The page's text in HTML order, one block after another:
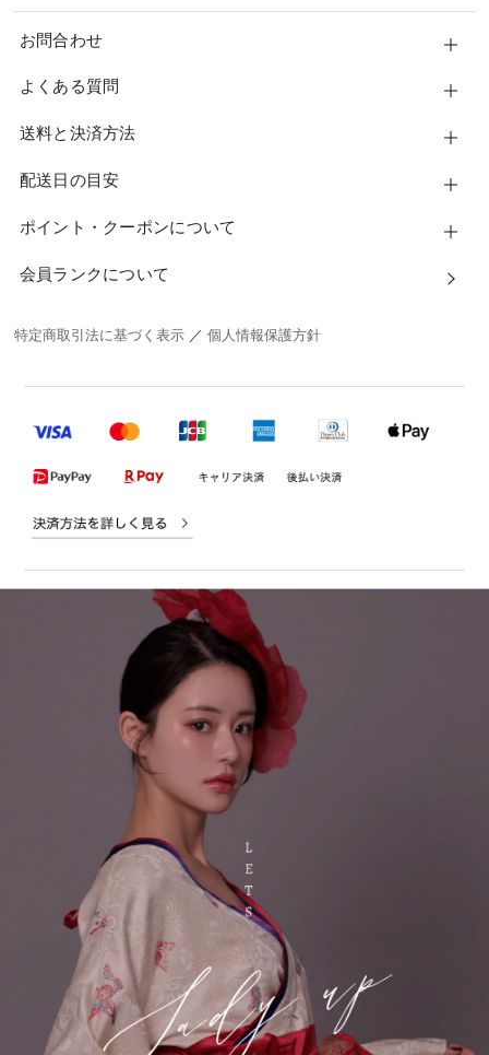
お問合わせ
よくある質問
送料と決済方法
配送日の目安
ポイント・クーポンについて
会員ランクについて
特定商取引法に基づく表示 ／個人情報保護方針